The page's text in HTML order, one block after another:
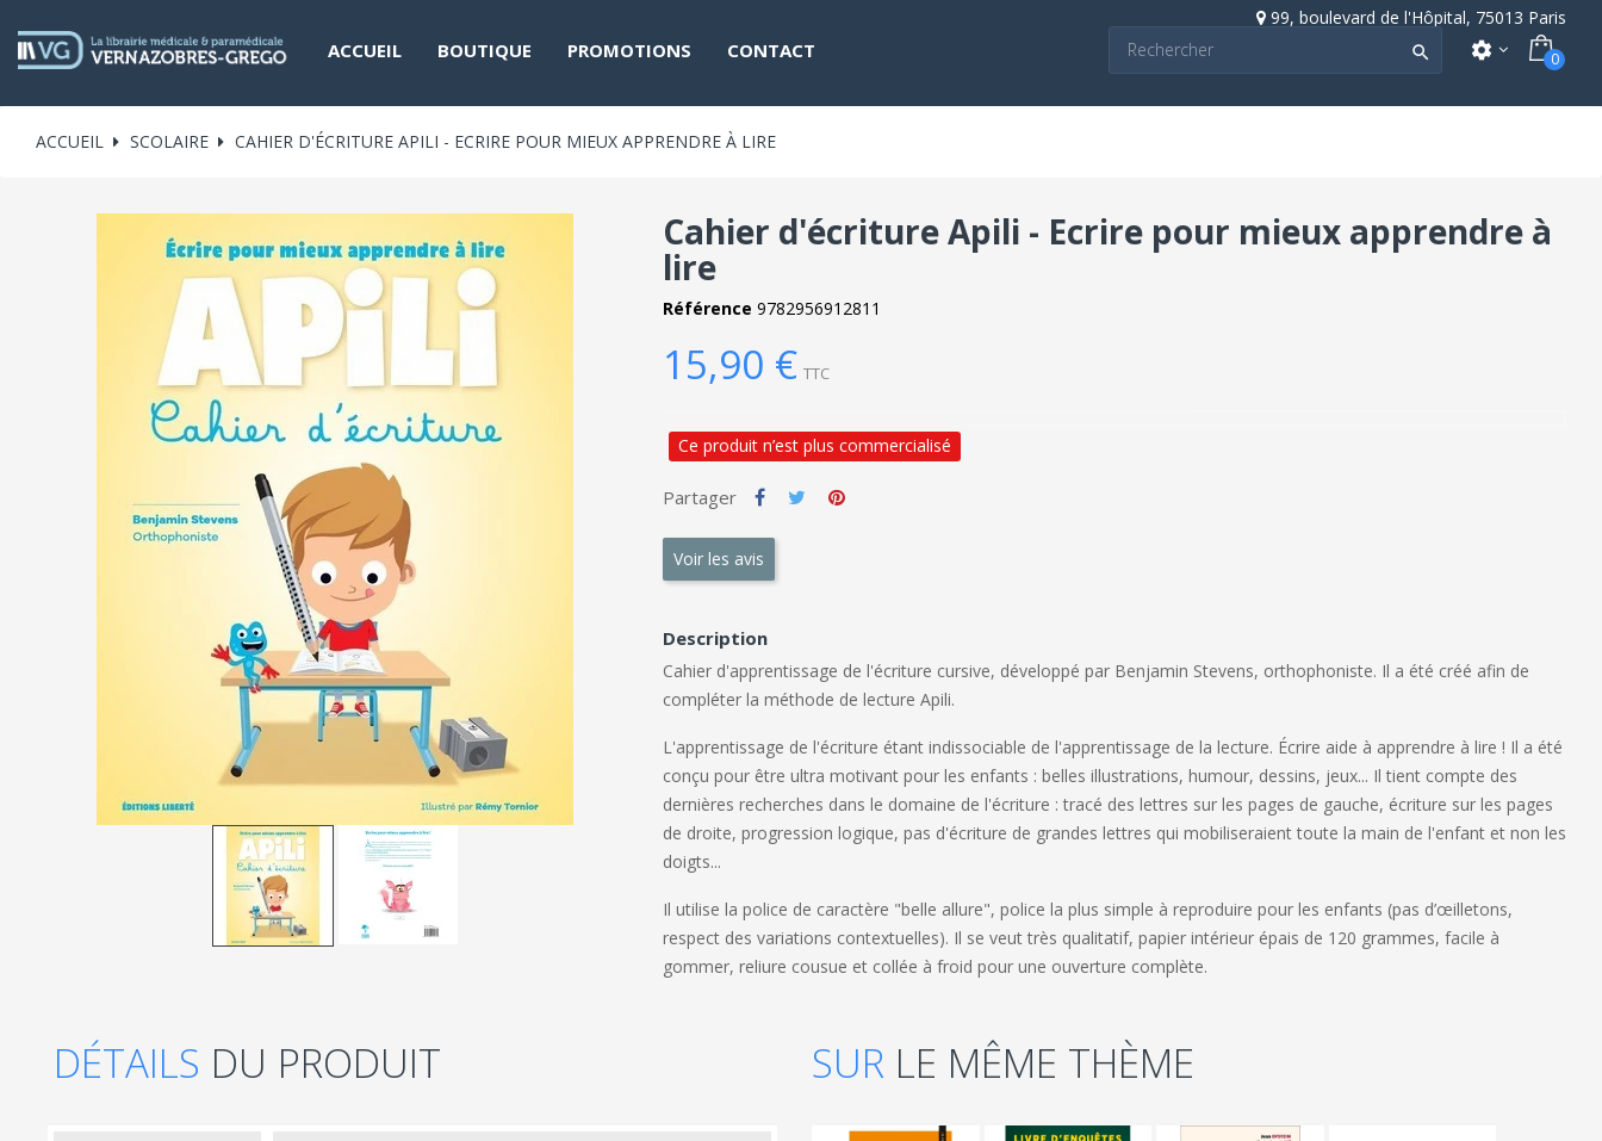
99, boulevard de l'Hôpital, 75013 Paris
ACCUEIL BOUTIQUE PROMOTIONS CONTACT  settings 0
ACCUEIL SCOLAIRE CAHIER D'ÉCRITURE APILI - ECRIRE POUR MIEUX APPRENDRE À LIRE
Cahier d'écriture Apili - Ecrire pour mieux apprendre à
lire
Référence 9782956912811
15,90 € TTC
Ce produit n’est plus commercialisé
Partager
Voir les avis
Description
Cahier d'apprentissage de l'écriture cursive, développé par Benjamin Stevens, orthophoniste. Il a été créé afin de
compléter la méthode de lecture Apili.
L'apprentissage de l'écriture étant indissociable de l'apprentissage de la lecture. Écrire aide à apprendre à lire ! Il a été
conçu pour être ultra motivant pour les enfants : belles illustrations, humour, dessins, jeux... Il tient compte des
dernières recherches dans le domaine de l'écriture : tracé des lettres sur les pages de gauche, écriture sur les pages
de droite, progression logique, pas d'écriture de grandes lettres qui mobiliseraient toute la main de l'enfant et non les
doigts...
Il utilise la police de caractère "belle allure", police la plus simple à reproduire pour les enfants (pas d’œilletons,
respect des variations contextuelles). Il se veut très qualitatif, papier intérieur épais de 120 grammes, facile à
gommer, reliure cousue et collée à froid pour une ouverture complète.
DÉTAILS DU PRODUIT SUR LE MÊME THÈME